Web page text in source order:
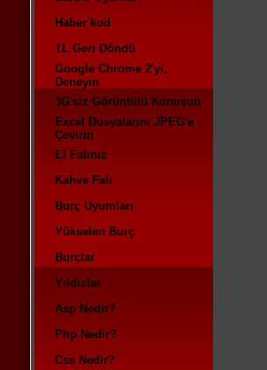
Haber kod
TL Geri Döndü
Google Chrome 2'yi,
Deneyin
3G'siz Görüntülü Konuşun
Excel Dosyalarını JPEG'e
Çevirin
El Falınız
Kahve Falı
Burç Uyumları
Yükselen Burç
Burçlar
Yıldızlar
Asp Nedir?
Php Nedir?
Css Nedir?